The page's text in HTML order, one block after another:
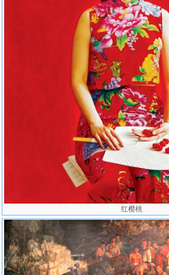
2000年，作品《雀巢》入选二十世纪中
2003年，作品《清茶》、《午后的阳光
年》同窗执教二十年作品展。
2004年，作品《钢琴课•如歌的行板》、
届全国美展获优秀奖并获山东赛区一等奖。
2006年，作品《花雨》入选中国百年水
2007年，作品《红樱桃》参加《融合与
2008年，在美国印第安纳波里斯艺术中
2009年，作品《金色的湖》入选第十一
获山东赛区一等奖。
80年代中晚期，随着法国画家宾卡斯先
界掀起了一股对油画本体的研究热潮。王
这幅《雀巢》。在这幅作品中，他用照相
仿佛自祝生日的青年女子及窗外的枯树与雀
调子衬托出女子娇好的容颜。纷繁而有序的
麻的思绪，对未来美好生活的憧憬与向往
神归宿中企望宁静与孤独的心态。作者说：
红樱桃